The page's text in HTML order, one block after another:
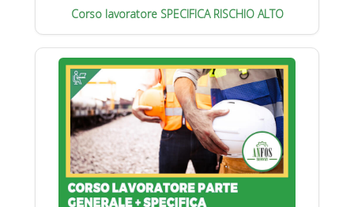
Corso lavoratore SPECIFICA RISCHIO ALTO